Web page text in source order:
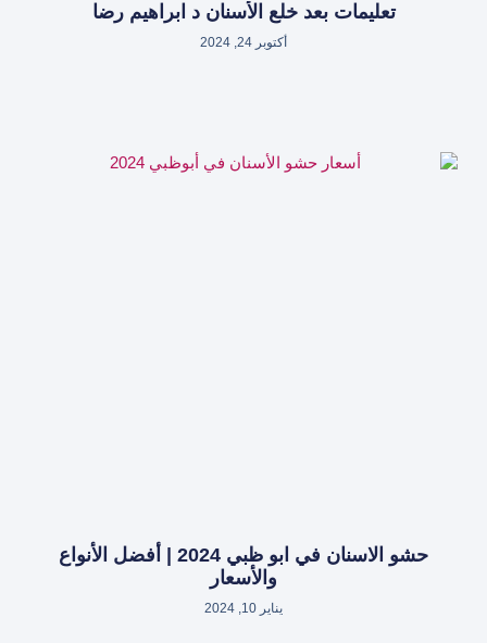
تعليمات بعد خلع الأسنان د ابراهيم رضا
أكتوبر 24, 2024
حشو الاسنان في ابو ظبي 2024 | أفضل الأنواع
والأسعار
يناير 10, 2024